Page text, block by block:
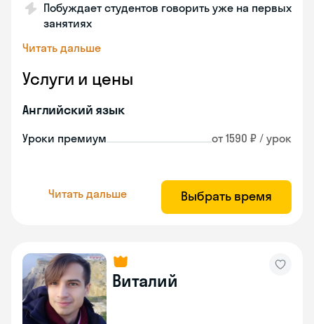
Побуждает студентов говорить уже на первых
занятиях
Читать дальше
Услуги и цены
Английский язык
Уроки премиум от 1590 ₽ / урок
Читать дальше Выбрать время
Виталий